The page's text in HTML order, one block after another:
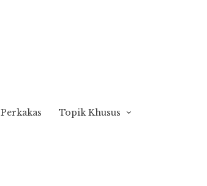
Perkakas Topik Khusus